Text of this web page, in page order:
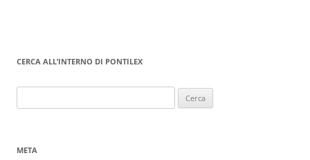
CERCA ALL’INTERNO DI PONTILEX
per:
META